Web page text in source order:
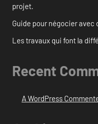
projet.
Guide pour négocier avec
Les travaux qui font la
Recent
A WordPress